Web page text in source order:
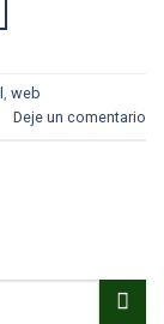
, web
Deje un comentario